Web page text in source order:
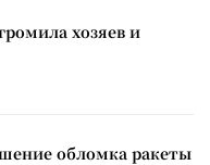
хозяев и
обломка ракеты